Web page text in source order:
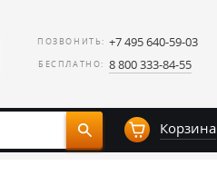
ПОЗВОНИТЬ: +7 495 640-59-03
БЕСПЛАТНО: 8 800 333-84-55
Корзина